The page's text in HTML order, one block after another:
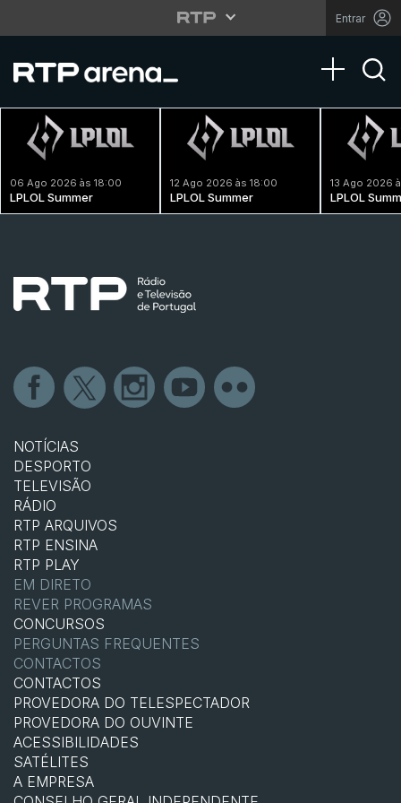
Entrar
Toggle
06 Ago 2026 às 18:00
LPLOL Summer
12 Ago 2026 às 18:00
LPLOL Summer
13 Ago 2026
LPLOL
NOTÍCIAS
DESPORTO
TELEVISÃO
RÁDIO
RTP ARQUIVOS
RTP ENSINA
RTP PLAY
EM DIRETO
REVER PROGRAMAS
CONCURSOS
PERGUNTAS FREQUENTES
CONTACTOS
CONTACTOS
PROVEDORA DO TELESPECTADOR
PROVEDORA DO OUVINTE
ACESSIBILIDADES
SATÉLITES
A EMPRESA